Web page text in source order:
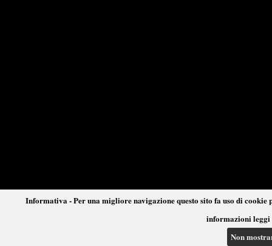
Informativa - Per una migliore navigazione questo sito fa uso di
informazioni leggi
Non